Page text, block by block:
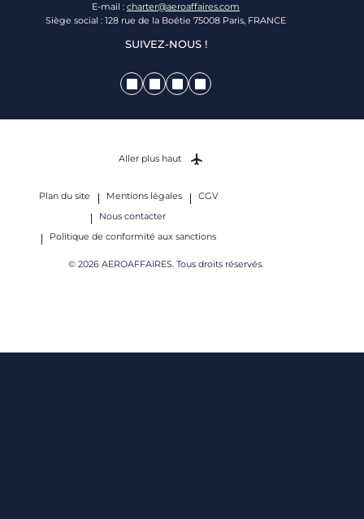
E-mail : charter@aeroaffaires.com
Siège social : 128 rue de la Boétie 75008 Paris, FRANCE
SUIVEZ-NOUS !
Plan du site Mentions légales
CGV
Nous contacter
Politique de conformité aux sanctions
© 2026 AEROAFFAIRES. Tous droits réservés.
Aller plus haut